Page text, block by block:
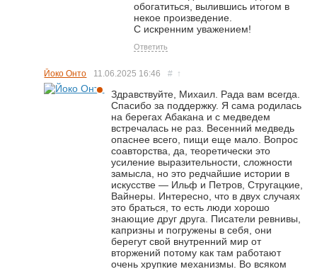
обогатиться, вылившись итогом в
некое произведение.
С искренним уважением!
Ответить
Йоко Онто 11.06.2025 16:46 # ↑
Здравствуйте, Михаил. Рада вам всегда.
Спасибо за поддержку. Я сама родилась
на берегах Абакана и с медведем
встречалась не раз. Весенний медведь
опаснее всего, пищи еще мало. Вопрос
соавторства, да, теоретически это
усиление выразительности, сложности
замысла, но это редчайшие истории в
искусстве — Ильф и Петров, Стругацкие,
Вайнеры. Интересно, что в двух случаях
это браться, то есть люди хорошо
знающие друг друга. Писатели ревнивы,
капризны и погружены в себя, они
берегут свой внутренний мир от
вторжений потому как там работают
очень хрупкие механизмы. Во всяком